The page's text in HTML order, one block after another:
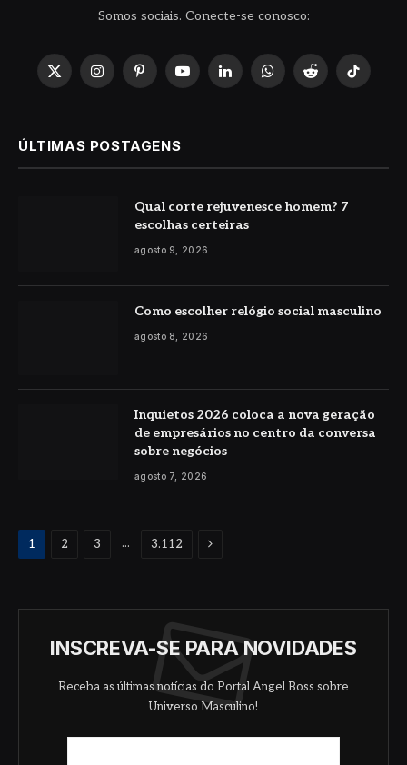
Somos sociais. Conecte-se conosco:
X
InstagramPinterestYouTubeLinkedInWhatsApp
Reddit TikTok
ÚLTIMAS POSTAGENS
Qual corte rejuvenesce homem? 7
escolhas certeiras
agosto 9, 2026
Como escolher relógio social masculino
agosto 8, 2026
Inquietos 2026 coloca a nova geração
de empresários no centro da conversa
sobre negócios
agosto 7, 2026
1 2 3 ... 3.112 Proximo
INSCREVA-SE PARA NOVIDADES
Receba as últimas notícias do Portal Angel Boss sobre
Universo Masculino!